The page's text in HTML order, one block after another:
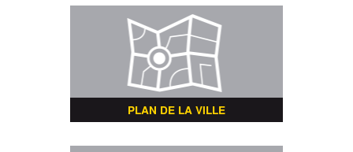
PLAN DE LA VILLE